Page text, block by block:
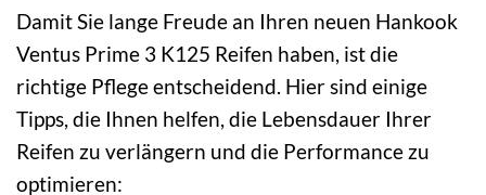
Damit Sie lange Freude an Ihren neuen Hankook
Ventus Prime 3 K125 Reifen haben, ist die
richtige Pflege entscheidend. Hier sind einige
Tipps, die Ihnen helfen, die Lebensdauer Ihrer
Reifen zu verlängern und die Performance zu
optimieren: